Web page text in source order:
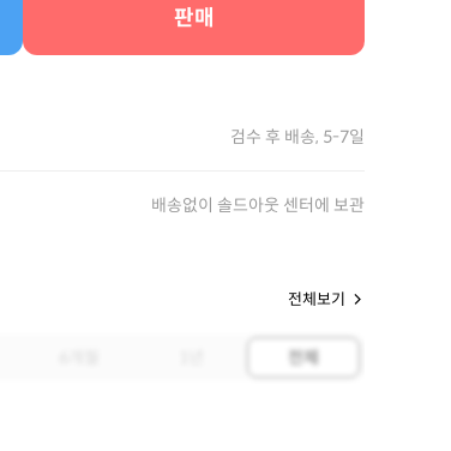
판매
검수 후 배송, 5-7일
배송없이 솔드아웃 센터에 보관
전체보기
전체